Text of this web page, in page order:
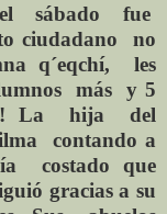
sábado
fue
ciudadano
no
q´eqchí,
les
más
y 5
La hija
del
contando a
costado
que
gracias a su